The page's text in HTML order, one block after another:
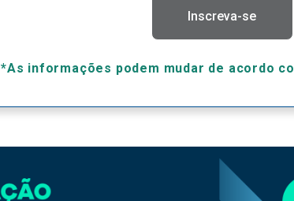
Inscreva-se
*As informações podem mudar de acordo